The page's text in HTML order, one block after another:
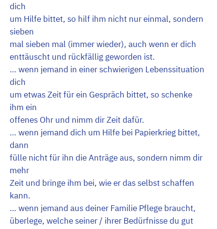
dich
um Hilfe bittet, so hilf ihm nicht nur einmal, sondern
sieben
mal sieben mal (immer wieder), auch wenn er dich
enttäuscht und rückfällig geworden ist.
… wenn jemand in einer schwierigen Lebenssituation
dich
um etwas Zeit für ein Gespräch bittet, so schenke
ihm ein
offenes Ohr und nimm dir Zeit dafür.
… wenn jemand dich um Hilfe bei Papierkrieg bittet,
dann
fülle nicht für ihn die Anträge aus, sondern nimm dir
mehr
Zeit und bringe ihm bei, wie er das selbst schaffen
kann.
… wenn jemand aus deiner Familie Pflege braucht,
überlege, welche seiner / ihrer Bedürfnisse du gut